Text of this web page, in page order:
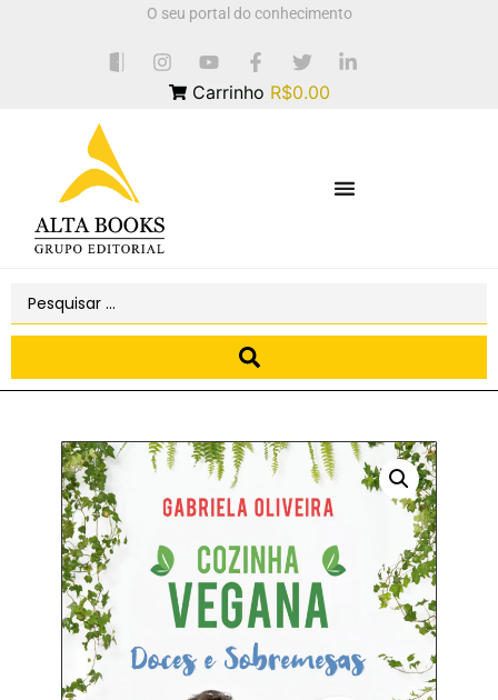
O seu portal do conhecimento
Carrinho R$0.00